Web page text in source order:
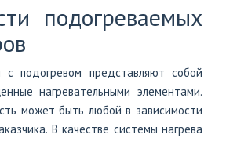
подогреваемых
подогревом представляют собой
нагревательными элементами.
может быть любой в зависимости
В качестве системы нагрева